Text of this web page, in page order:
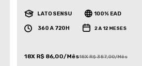
LATO SENSU 100% EAD
360 A 720H 2 A 12 MESES
18X R$ 86,00/Mês18X R$ 387,00/Mês